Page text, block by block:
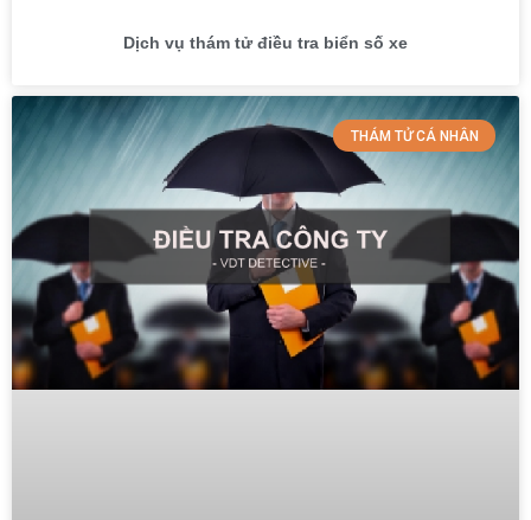
Dịch vụ thám tử điều tra biển số xe
THÁM TỬ CÁ NHÂN